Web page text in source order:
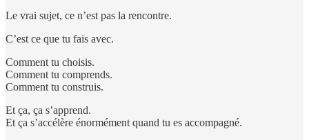
Le vrai sujet, ce n’est pas la rencontre.
C’est ce que tu fais avec.
Comment tu choisis.
Comment tu comprends.
Comment tu construis.
Et ça, ça s’apprend.
Et ça s’accélère énormément quand tu es accompagné.